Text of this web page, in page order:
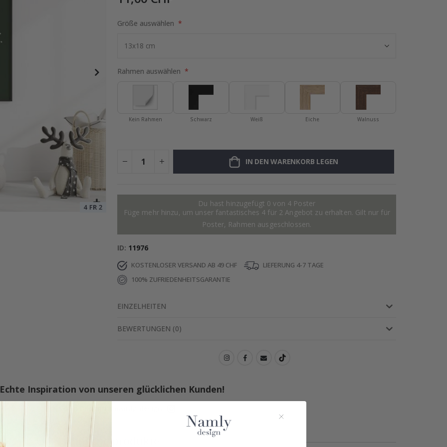
15,00 €
Größe auswählen
Rahmen auswählen
Kein Rahmen Schwarz Weiß Eiche Walnuss
IN DEN WARENKORB LEGEN
Du hast hinzugefügt 0 von 4 Poster
Füge mehr hinzu, um unser fantastisches 4 für 2 Angebot zu erhalten. Gilt nur für
Poster, Rahmen ausgeschlossen.
ID 11976
KOSTENLOSER VERSAND AB 49 CHF
LIEFERUNG 4-7 TAGE
100% ZUFRIEDENHEITSGARANTIE
EINZELHEITEN
BEWERTUNGEN (0)
Echte Inspiration von unseren glücklichen Kunden!
Teile dein Bild mit #namly_design
Ähnliche produkte